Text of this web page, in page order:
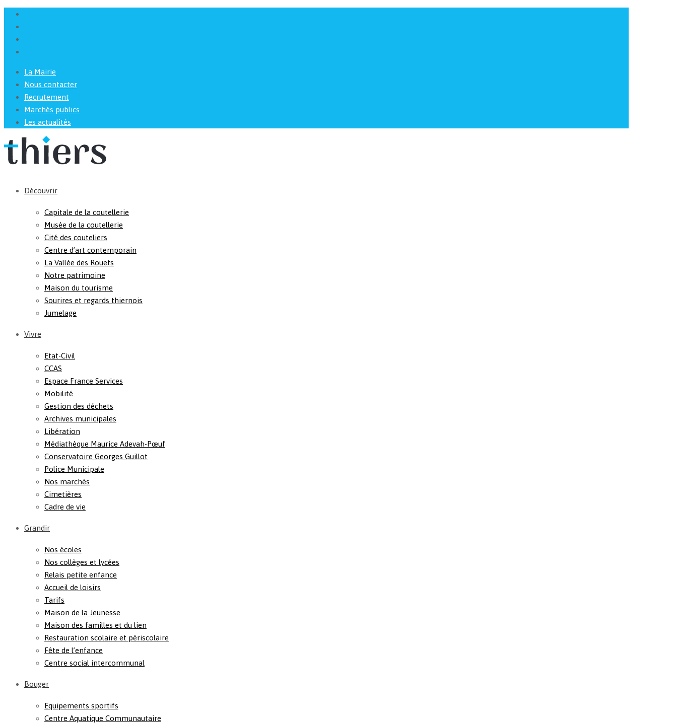
La Mairie
Nous contacter
Recrutement
Marchés publics
Les actualités
Découvrir
Capitale de la coutellerie
Musée de la coutellerie
Cité des couteliers
Centre d’art contemporain
La Vallée des Rouets
Notre patrimoine
Maison du tourisme
Sourires et regards thiernois
Jumelage
Vivre
Etat-Civil
CCAS
Espace France Services
Mobilité
Gestion des déchets
Archives municipales
Libération
Médiathèque Maurice Adevah-Pœuf
Conservatoire Georges Guillot
Police Municipale
Nos marchés
Cimetières
Cadre de vie
Grandir
Nos écoles
Nos collèges et lycées
Relais petite enfance
Accueil de loisirs
Tarifs
Maison de la Jeunesse
Maison des familles et du lien
Restauration scolaire et périscolaire
Fête de l’enfance
Centre social intercommunal
Bouger
Equipements sportifs
Centre Aquatique Communautaire